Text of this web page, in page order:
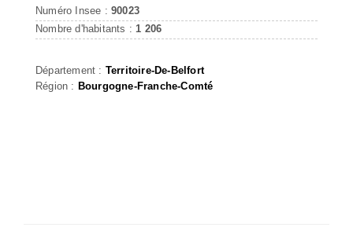
Numéro Insee : 90023
Nombre d'habitants : 1 206
Département : Territoire-De-Belfort
Région : Bourgogne-Franche-Comté